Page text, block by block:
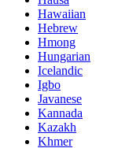
Hawaiian
Hebrew
Hmong
Hungarian
Icelandic
Igbo
Javanese
Kannada
Kazakh
Khmer